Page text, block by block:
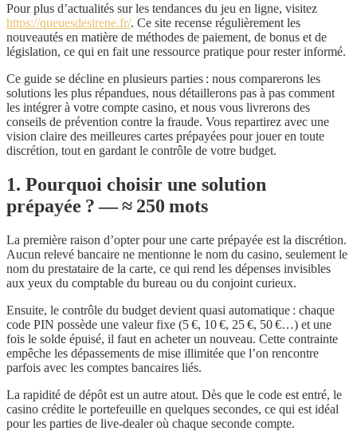
Pour plus d’actualités sur les tendances du jeu en ligne, visitez
https://queuesdesirene.fr/. Ce site recense régulièrement les
nouveautés en matière de méthodes de paiement, de bonus et de
législation, ce qui en fait une ressource pratique pour rester informé.
Ce guide se décline en plusieurs parties : nous comparerons les
solutions les plus répandues, nous détaillerons pas à pas comment
les intégrer à votre compte casino, et nous vous livrerons des
conseils de prévention contre la fraude. Vous repartirez avec une
vision claire des meilleures cartes prépayées pour jouer en toute
discrétion, tout en gardant le contrôle de votre budget.
1. Pourquoi choisir une solution
prépayée ? — ≈ 250 mots
La première raison d’opter pour une carte prépayée est la discrétion.
Aucun relevé bancaire ne mentionne le nom du casino, seulement le
nom du prestataire de la carte, ce qui rend les dépenses invisibles
aux yeux du comptable du bureau ou du conjoint curieux.
Ensuite, le contrôle du budget devient quasi automatique : chaque
code PIN possède une valeur fixe (5 €, 10 €, 25 €, 50 €…) et une
fois le solde épuisé, il faut en acheter un nouveau. Cette contrainte
empêche les dépassements de mise illimitée que l’on rencontre
parfois avec les comptes bancaires liés.
La rapidité de dépôt est un autre atout. Dès que le code est entré, le
casino crédite le portefeuille en quelques secondes, ce qui est idéal
pour les parties de live‑dealer où chaque seconde compte.